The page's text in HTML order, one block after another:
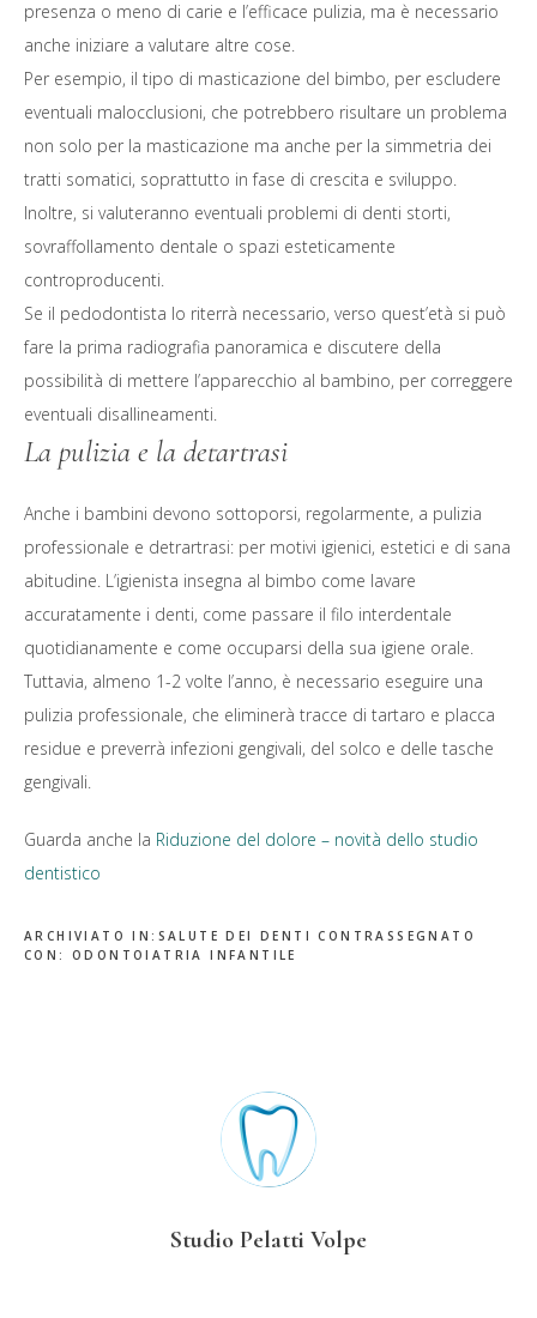
presenza o meno di carie e l’efficace pulizia, ma è necessario
anche iniziare a valutare altre cose.
Per esempio, il tipo di masticazione del bimbo, per escludere
eventuali malocclusioni, che potrebbero risultare un problema
non solo per la masticazione ma anche per la simmetria dei
tratti somatici, soprattutto in fase di crescita e sviluppo.
Inoltre, si valuteranno eventuali problemi di denti storti,
sovraffollamento dentale o spazi esteticamente
controproducenti.
Se il pedodontista lo riterrà necessario, verso quest’età si può
fare la prima radiografia panoramica e discutere della
possibilità di mettere l’apparecchio al bambino, per correggere
eventuali disallineamenti.
La pulizia e la detartrasi
Anche i bambini devono sottoporsi, regolarmente, a pulizia
professionale e detrartrasi: per motivi igienici, estetici e di sana
abitudine. L’igienista insegna al bimbo come lavare
accuratamente i denti, come passare il filo interdentale
quotidianamente e come occuparsi della sua igiene orale.
Tuttavia, almeno 1-2 volte l’anno, è necessario eseguire una
pulizia professionale, che eliminerà tracce di tartaro e placca
residue e preverrà infezioni gengivali, del solco e delle tasche
gengivali.
Guarda anche la Riduzione del dolore – novità dello studio
dentistico
ARCHIVIATO IN: SALUTE DEI DENTI
CONTRASSEGNATO
CON: ODONTOIATRIA INFANTILE
Studio Pelatti Volpe